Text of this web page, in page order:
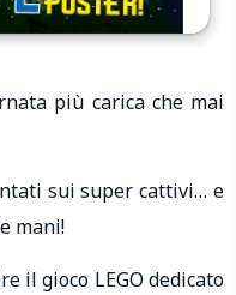
più carica che mai
sui super cattivi… e
mani!
il gioco LEGO dedicato